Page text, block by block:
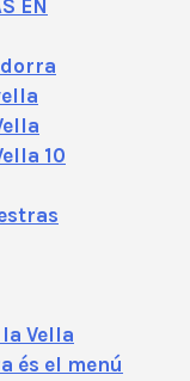
EN
10
Vella
és el menú